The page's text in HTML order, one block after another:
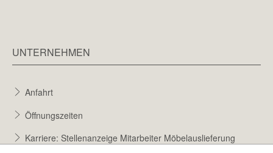
UNTERNEHMEN
Anfahrt
Öffnungszeiten
Karriere: Stellenanzeige Mitarbeiter Möbelauslieferung